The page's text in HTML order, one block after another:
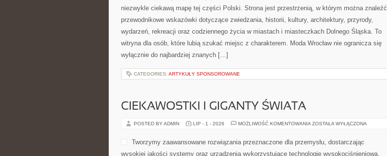
niezwykle ciekawą mapę tej części Polski. Strona jest przestrzenią, w którym można znaleźć
przewodnikowe wskazówki dotyczące zwiedzania, historii, kultury, architektury, przyrody,
wydarzeń, rekreacji oraz codziennego życia w miastach i miasteczkach Dolnego Śląska. To
witryna dla osób, które lubią szukać miejsc z charakterem. Moda Wrocław nie ogranicza się
wyłącznie do najbardziej znanych […]
CATEGORIES: ARTYKUŁY SPONSOROWANE
CIEKAWOSTKI I GIGANTY ŚWIATA
POSTED BY ADMIN LIP - 1 - 2026 MOŻLIWOŚĆ KOMENTOWANIA CIEKAWOSTKI
ŚWIATA
ZOSTAŁA WYŁĄCZONA
Tworzymy zaawansowane rozwiązania przeznaczone dla przemysłu, dostarczając
wysokiej jakości systemy oraz urządzenia wykorzystujące technologię wysokociśnieniową.